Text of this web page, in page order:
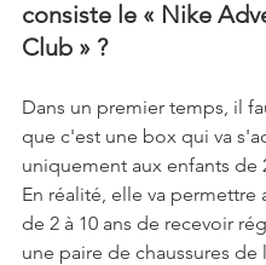
consiste le « Nike
Club » ?
Dans un premier temps, il
que c'est une box qui va
uniquement aux enfants de
En réalité, elle va permettre
de 2 à 10 ans de recevoir
une paire de chaussures de